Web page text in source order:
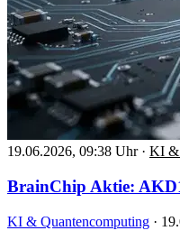
19.06.2026, 09:38 Uhr · KI &
BrainChip Aktie:
KI & Quantencomputing ·